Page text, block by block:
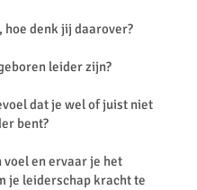
hoe denk jij daarover?
leider zijn?
dat je wel of juist niet
bent?
voel en ervaar je het
je leiderschap kracht te